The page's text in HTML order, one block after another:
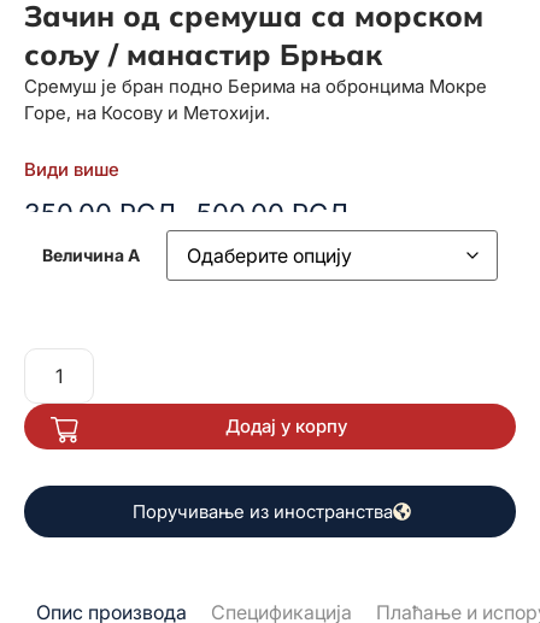
Зачин од сремуша са морском
сољу / манастир Брњак
Сремуш је бран подно Берима на обронцима Мокре
Горе, на Косову и Метохији.
Види више
350,00 РСД 500,00 РСД
Величина А
Додај у корпу
Поручивање из иностранства
Опис производа Спецификација Плаћање и